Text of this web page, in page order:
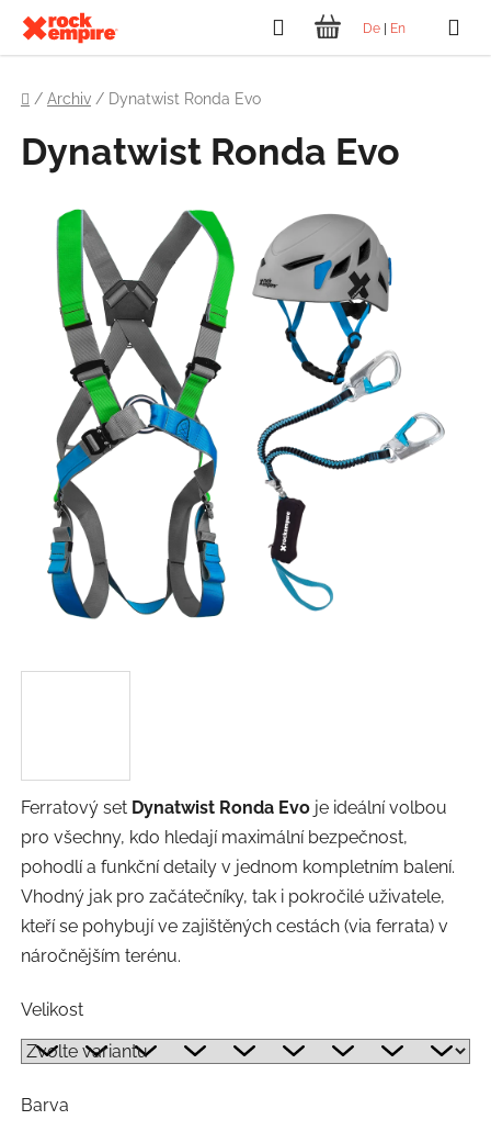
obsah
De En
Hledat
NÁKUPNÍ
Domů
/ Archiv / Dynatwist Ronda Evo
Ferratový set Dynatwist Ronda Evoje ideální volbou
pro všechny, kdo hledají maximální bezpečnost,
pohodlí a funkční detaily v jednom kompletním balení.
Vhodný jak pro začátečníky, tak i pokročilé uživatele,
kteří se pohybují ve zajištěných cestách (via ferrata) v
náročnějším terénu.
Velikost
Barva
Dynatwist Ronda Evo